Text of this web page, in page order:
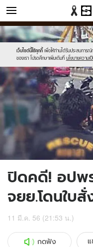
ข่าว
เว็บไซต์นี้ใช้คุกกี้ เพื่อให้ท่านได้รับประสบการ
ของเรา โปรดศึกษาเพิ่มเติมที่ นโยบายความเ
Sanook
//s.isanook.com/sr/0/
new-
sanook.png
600
60
//s.isanook.com/ns/0/ud/
ปิดคดี! อปพ
จยย.โดนใบสั่
11 มี.ค. 56 (21:53 น.)
กดฟัง